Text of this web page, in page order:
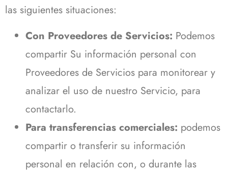
las siguientes situaciones:
Con Proveedores de Servicios: Podemos
compartir Su información personal con
Proveedores de Servicios para monitorear y
analizar el uso de nuestro Servicio, para
contactarlo.
Para transferencias comerciales: podemos
compartir o transferir su información
personal en relación con, o durante las